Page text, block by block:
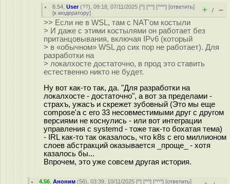
6.54 ,User(??), 09:18, 07/11/2025 [^] [^^] [^^^] [ответить]
[к модератору] + / –
>> Если не в WSL, там с NAT'ом костыли
> И даже с этими костылями он работает без
пританцовывания, включая IPv6 (который
> в «обычном» WSL до сих пор не работает). Для
разработки на
> локалхосте достаточно, в прод это ставить
естественно никто не будет.
Ну вот как-то так, да. "Для разработки на
локалхосте - достаточно", а вот за пределами -
страхъ, ужасъ и скрежет зубовный (Это мы еще
compose'а с его 33 несовместимыми друг с другом
версиями не коснулись - или вот интеграции
управления с systemd - тоже так-то бохатая тема)
- IRL как-то так оказалось, что k8s с его миллионом
слоев абстракций оказывается _проще_ - хотя
казалось бы...
Впрочем, это уже совсем другая история.
4.56 ,Аноним (56), 03:39, 10/11/2025 [^] [^^] [^^^] [ответить]